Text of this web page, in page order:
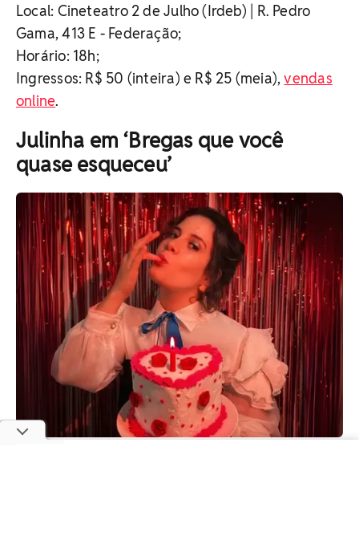
Local: Cineteatro 2 de Julho (Irdeb) | R. Pedro
Gama, 413 E - Federação;
Horário: 18h;
Ingressos: R$ 50 (inteira) e R$ 25 (meia),vendas
online.
Julinha em ‘Bregas que você
quase esqueceu’